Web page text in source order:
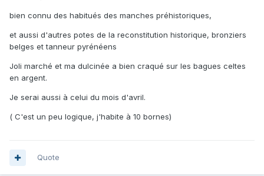
bien connu des habitués des manches préhistoriques,
et aussi d'autres potes de la reconstitution historique, bronziers
belges et tanneur pyrénéens
Joli marché et ma dulcinée a bien craqué sur les bagues celtes
en argent.
Je serai aussi à celui du mois d'avril.
( C'est un peu logique, j'habite à 10 bornes)
Quote